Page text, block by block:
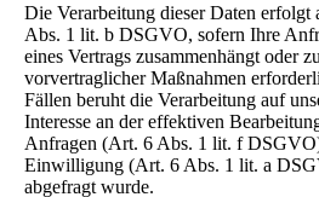
Die Verarbeitung dieser Daten
Abs. 1 lit. b DSGVO, sofern Ihre
eines Vertrags zusammenhängt oder
vorvertraglicher Maßnahmen
Fällen beruht die Verarbeitung auf
Interesse an der effektiven
Anfragen (Art. 6 Abs. 1 lit. f
Einwilligung (Art. 6 Abs. 1 lit. a
abgefragt wurde.